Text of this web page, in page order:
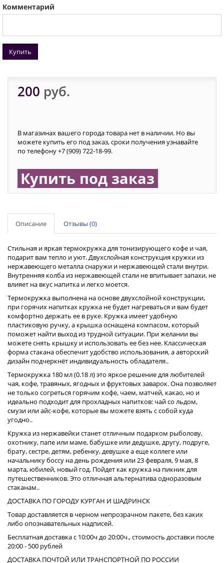
Комментарий
Купить
200 руб.
В магазинах вашего города товара нет в наличии. Но вы
можете купить его под заказ, сроки получения узнавайте
по телефону +7 (909) 722-18-99.
Купить под заказ
Описание Отзывы (0)
Стильная и яркая термокружка для тонизирующего кофе и чая,
подарит вам тепло и уют. Двухслойная конструкция кружки из
нержавеющего металла снаружи и нержавеющей стали внутри.
Внутренняя колба из нержавеющей стали не впитывает запахи, не
влияет на вкус напитка и легко моется.
Термокружка выполнена на основе двухслойной конструкции,
при горячих напитках кружка не будет нагреваться и вам будет
комфортно держать ее в руке. Кружка имеет удобную
пластиковую ручку, а крышка оснащена компасом, который
поможет найти выход из трудной ситуации. При желании вы
можете снять крышку и использовать ее без нее. Классическая
форма стакана обеспечит удобство использования, а авторский
дизайн подчеркнёт индивидуальность обладателя..
Термокружка 180 мл (0.18 л) это яркое решение для любителей
чая, кофе, травяных, ягодных и фруктовых заварок. Она позволяет
не только согреться горячим кофе, чаем, матчей, какао, но и
идеально подходит для прохладных напитков: чай со льдом,
смузи или айс-кофе, которые вы можете взять с собой куда
угодно..
Кружка из нержавейки станет отличным подарком рыболову,
охотнику, папе или маме, бабушке или дедушке, другу, подруге,
брату, сестре, детям, ребенку, девушке а еще коллеге или
начальнику боссу на день рождения или 23 февраля, 9 мая, 8
марта, юбилей, новый год. Пойдет как кружка на пикник для
путешественников. Это отличная альтернатива одноразовым
стаканам..
ДОСТАВКА ПО ГОРОДУ КУРГАН И ШАДРИНСК
Товар доставляется в черном непрозрачном пакете, без каких
либо опознавательных надписей.
Бесплатная доставка с 10:00ч до 20:00ч., стоимость доставки после
20:00 - 500 рублей
ДОСТАВКА ПОЧТОЙ ИЛИ ТРАНСПОРТНОЙ ПО РОССИИ